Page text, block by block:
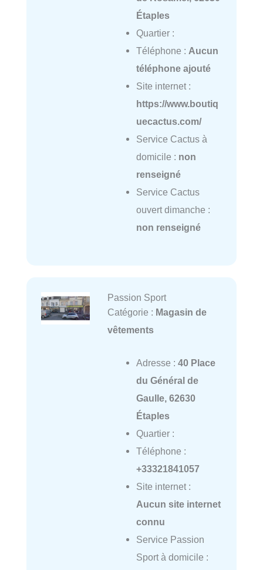
Étaples
Quartier :
Téléphone : Aucun
téléphone ajouté
Site internet :
https://www.boutiq
uecactus.com/
Service Cactus à
domicile : non
renseigné
Service Cactus
ouvert dimanche :
non renseigné
Passion Sport
Catégorie : Magasin de
vêtements
Adresse : 40 Place
du Général de
Gaulle, 62630
Étaples
Quartier :
Téléphone :
+33321841057
Site internet :
Aucun site internet
connu
Service Passion
Sport à domicile :